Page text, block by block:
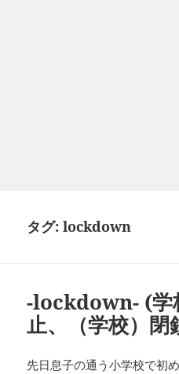
タグ:lockdown
-lockdown- (学
止、（学校）閉
先日息子の通う小学校で初